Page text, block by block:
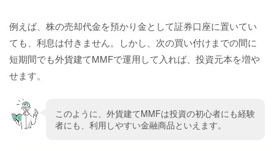
例えば、株の売却代金を預かり金として証券口座に置いてい
ても、利息は付きません。しかし、次の買い付けまでの間に
短期間でも外貨建てMMFで運用して入れば、投資元本を増や
せます。
このように、外貨建てMMFは投資の初心者にも経験
者にも、利用しやすい金融商品といえます。